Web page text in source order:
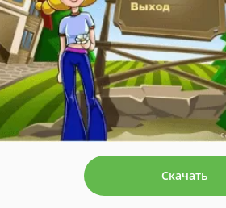
Скачать